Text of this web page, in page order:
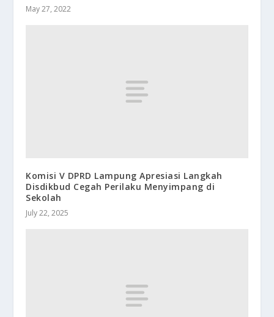
May 27, 2022
Komisi V DPRD Lampung Apresiasi Langkah
Disdikbud Cegah Perilaku Menyimpang di
Sekolah
July 22, 2025